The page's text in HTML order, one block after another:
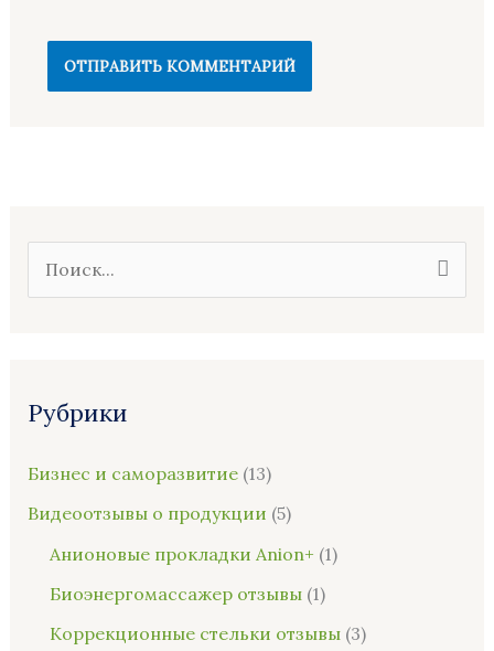
к
Рубрики
Бизнес и саморазвитие(13)
Видеоотзывы о продукции (5)
Анионовые прокладки Anion+ (1)
Биоэнергомассажер отзывы(1)
Коррекционные стельки отзывы(3)